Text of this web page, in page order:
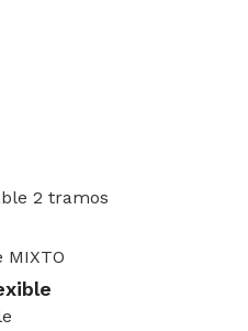
2 tramos
MIXTO